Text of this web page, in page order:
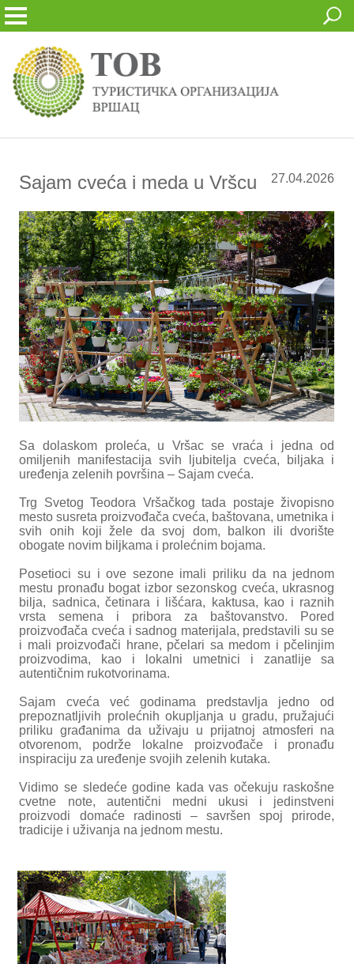
Sajam cveća i meda u Vršcu 27.04.2026
Sa dolaskom proleća, u Vršac se vraća i jedna od
omiljenih manifestacija svih ljubitelja cveća, biljaka i
uređenja zelenih površina – Sajam cveća.
Trg Svetog Teodora Vršačkog tada postaje živopisno
mesto susreta proizvođača cveća, baštovana, umetnika i
svih onih koji žele da svoj dom, balkon ili dvorište
obogate novim biljkama i prolećnim bojama.
Posetioci su i ove sezone imali priliku da na jednom
mestu pronađu bogat izbor sezonskog cveća, ukrasnog
bilja, sadnica, četinara i lišćara, kaktusa, kao i raznih
vrsta semena i pribora za baštovanstvo. Pored
proizvođača cveća i sadnog materijala, predstavili su se
i mali proizvođači hrane, pčelari sa medom i pčelinjim
proizvodima, kao i lokalni umetnici i zanatlije sa
autentičnim rukotvorinama.
Sajam cveća već godinama predstavlja jedno od
prepoznatljivih prolećnih okupljanja u gradu, pružajući
priliku građanima da uživaju u prijatnoj atmosferi na
otvorenom, podrže lokalne proizvođače i pronađu
inspiraciju za uređenje svojih zelenih kutaka.
Vidimo se sledeće godine kada vas očekuju raskošne
cvetne note, autentični medni ukusi i jedinstveni
proizvodi domaće radinosti – savršen spoj prirode,
tradicije i uživanja na jednom mestu.